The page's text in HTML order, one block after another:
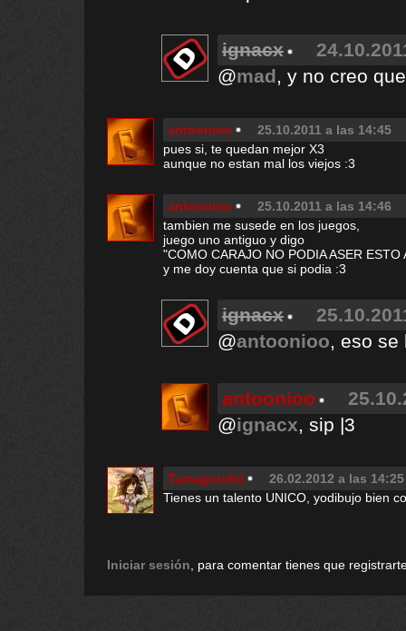
ignacx
@mad, y no creo
antoonioo
25.10.2011 a las 14:45
pues si, te quedan mejor X3
aunque no estan mal los viejos :3
antoonioo
25.10.2011 a las 14:46
tambien me susede en los juegos,
juego uno antiguo y digo
"COMO CARAJO NO PODIA ASER ESTO
y me doy cuenta que si podia :3
ignacx
@antoonioo, eso se
antoonioo
@ignacx, sip |3
Tamagotchii
26.02.2012 a las 14:25
Tienes un talento UNICO, yodibujo bien
Iniciar sesión , para comentar tienes que